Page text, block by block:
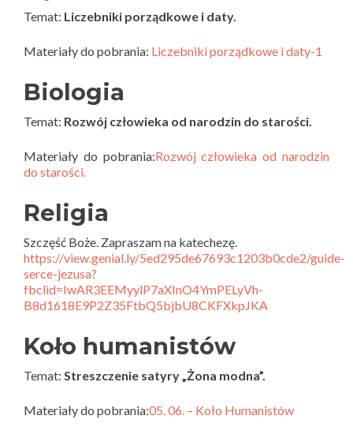
Temat: Liczebniki porządkowe i daty.
Materiały do pobrania: Liczebniki porządkowe i daty-1
Biologia
Temat: Rozwój człowieka od narodzin do starości.
Materiały do pobrania:Rozwój człowieka od narodzin
do starości.
Religia
Szczęść Boże. Zapraszam na katechezę.
https://view.genial.ly/5ed295de67693c1203b0cde2/guide-
serce-jezusa?
fbclid=IwAR3EEMyylP7aXInO4YmPELyVh-
B8d1618E9P2Z35FtbQ5bjbU8CKFXkpJKA
Koło humanistów
Temat: Streszczenie satyry „Żona modna”.
Materiały do pobrania:05. 06. – Koło Humanistów